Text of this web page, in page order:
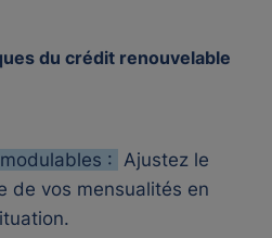
du crédit renouvelable
: Ajustez le
de vos mensualités en